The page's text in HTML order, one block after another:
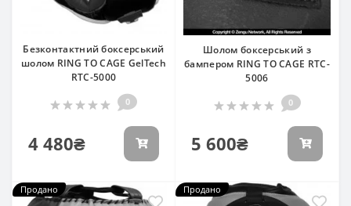
Безконтактний боксерський
шолом RING TO CAGE GelTech
RTC-5000
0
4 480₴
Шолом боксерський з
бампером RING TO CAGE RTC-
5006
0
5 600₴
Продано Продано